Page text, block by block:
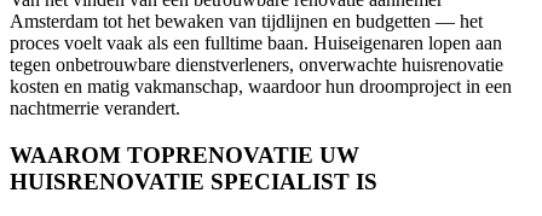
Amsterdam tot het bewaken van tijdlijnen en budgetten — het
proces voelt vaak als een fulltime baan. Huiseigenaren lopen aan
tegen onbetrouwbare dienstverleners, onverwachte huisrenovatie
kosten en matig vakmanschap, waardoor hun droomproject in een
nachtmerrie verandert.
WAAROM TOPRENOVATIE UW
HUISRENOVATIE SPECIALIST IS